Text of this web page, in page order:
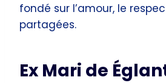
fondé sur l’amour, le
partagées.
Ex Mari de